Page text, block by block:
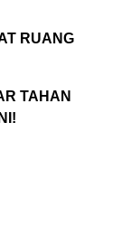
RUANG
TAHAN